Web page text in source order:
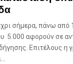
σήμερα, πάνω από
5.000 αφορούν σε
Επιτέλους η